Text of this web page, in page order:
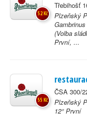
Třebihošť
Plzeňský
(Volba
První, ...
52 Kč
ČSA 300/
Plzeňský
12° První
55 Kč